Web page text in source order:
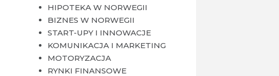
HIPOTEKA W NORWEGII
BIZNES W NORWEGII
START-UPY I INNOWACJE
KOMUNIKACJA I MARKETING
MOTORYZACJA
RYNKI FINANSOWE